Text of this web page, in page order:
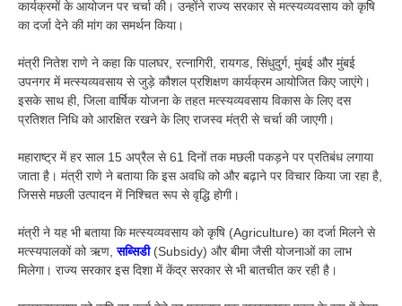
कार्यक्रमों के आयोजन पर चर्चा की। उन्होंने राज्य सरकार से मत्स्यव्यवसाय को कृषि
का दर्जा देने की मांग का समर्थन किया।
मंत्री नितेश राणे ने कहा कि पालघर, रत्नागिरी, रायगड, सिंधुदुर्ग, मुंबई और मुंबई
उपनगर में मत्स्यव्यवसाय से जुड़े कौशल प्रशिक्षण कार्यक्रम आयोजित किए जाएंगे।
इसके साथ ही, जिला वार्षिक योजना के तहत मत्स्यव्यवसाय विकास के लिए दस
प्रतिशत निधि को आरक्षित रखने के लिए राजस्व मंत्री से चर्चा की जाएगी।
महाराष्ट्र में हर साल 15 अप्रैल से 61 दिनों तक मछली पकड़ने पर प्रतिबंध लगाया
जाता है। मंत्री राणे ने बताया कि इस अवधि को और बढ़ाने पर विचार किया जा रहा है,
जिससे मछली उत्पादन में निश्चित रूप से वृद्धि होगी।
मंत्री ने यह भी बताया कि मत्स्यव्यवसाय को कृषि (Agriculture) का दर्जा मिलने से
मत्स्यपालकों को ऋण,सब्सिडी(Subsidy) और बीमा जैसी योजनाओं का लाभ
मिलेगा। राज्य सरकार इस दिशा में केंद्र सरकार से भी बातचीत कर रही है।